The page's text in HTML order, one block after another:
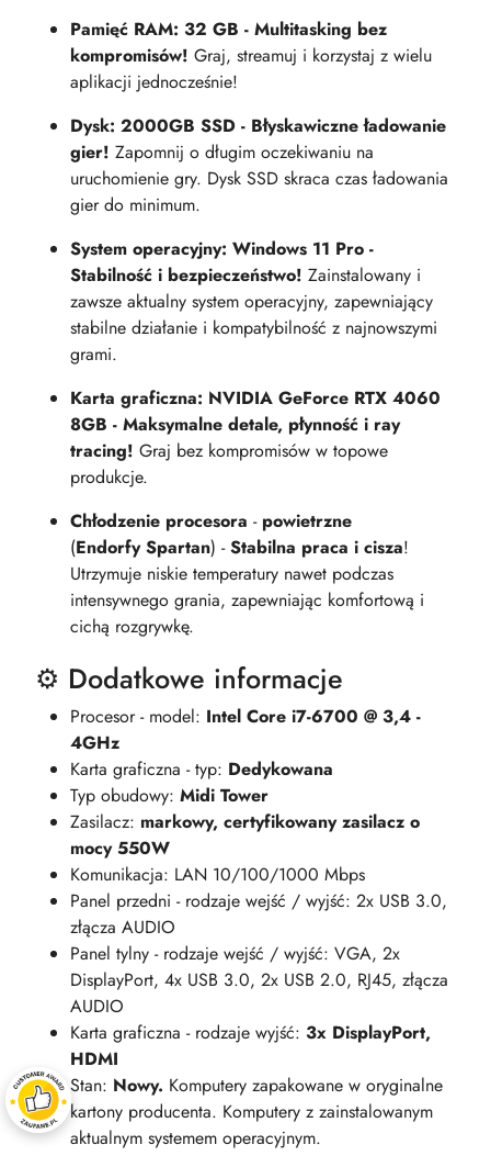
Pamięć RAM: 32 GB - Multitasking bez
kompromisów! Graj, streamuj i korzystaj z wielu
aplikacji jednocześnie!
Dysk: 2000GB SSD - Błyskawiczne ładowanie
gier! Zapomnij o długim oczekiwaniu na
uruchomienie gry. Dysk SSD skraca czas ładowania
gier do minimum.
System operacyjny: Windows 11 Pro -
Stabilność i bezpieczeństwo! Zainstalowany i
zawsze aktualny system operacyjny, zapewniający
stabilne działanie i kompatybilność z najnowszymi
grami.
Karta graficzna: NVIDIA GeForce RTX 4060
8GB - Maksymalne detale, płynność i ray
tracing! Graj bez kompromisów w topowe
produkcje.
Chłodzenie procesora - powietrzne
(Endorfy Spartan) -Stabilna praca i cisza!
Utrzymuje niskie temperatury nawet podczas
intensywnego grania, zapewniając komfortową i
cichą rozgrywkę.
⚙️ Dodatkowe informacje
Procesor - model: Intel Core i7-6700 @ 3,4 -
4GHz
Karta graficzna - typ: Dedykowana
Typ obudowy: Midi Tower
Zasilacz: markowy, certyfikowany zasilacz o
mocy 550W
Komunikacja: LAN 10/100/1000 Mbps
Panel przedni - rodzaje wejść / wyjść: 2x USB 3.0,
złącza AUDIO
Panel tylny - rodzaje wejść / wyjść: VGA, 2x
DisplayPort, 4x USB 3.0, 2x USB 2.0, RJ45, złącza
AUDIO
Karta graficzna - rodzaje wyjść: 3x DisplayPort,
HDMI
Stan: Nowy. Komputery zapakowane w oryginalne
kartony producenta. Komputery z zainstalowanym
aktualnym systemem operacyjnym.